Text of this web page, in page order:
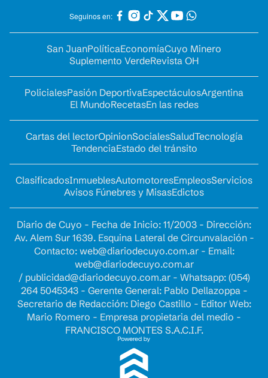
Seguinos en:
San JuanPolíticaEconomíaCuyo Minero
Suplemento VerdeRevista OH
PolicialesPasión DeportivaEspectáculosArgentina
El MundoRecetasEn las redes
Cartas del lectorOpinionSocialesSaludTecnología
TendenciaEstado del tránsito
ClasificadosInmueblesAutomotoresEmpleosServicios
Avisos Fúnebres y MisasEdictos
Diario de Cuyo - Fecha de Inicio: 11/2003 - Dirección:
Av. Alem Sur 1639. Esquina Lateral de Circunvalación -
Contacto: web@diariodecuyo.com.ar- Email:
web@diariodecuyo.com.ar
/ publicidad@diariodecuyo.com.ar- Whatsapp: (054)
264 5045343 - Gerente General: Pablo Dellazoppa -
Secretario de Redacción: Diego Castillo - Editor Web:
Mario Romero - Empresa propietaria del medio -
FRANCISCO MONTES S.A.C.I.F.